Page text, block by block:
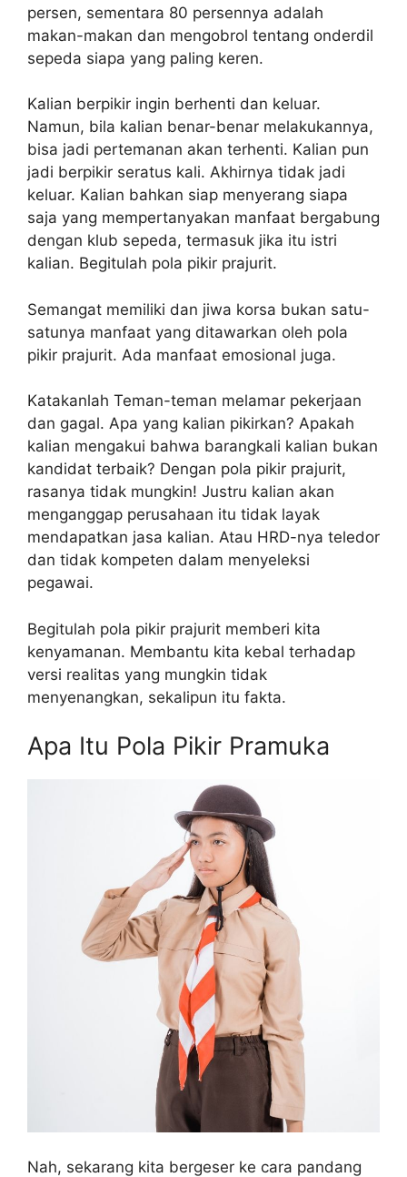
persen, sementara 80 persennya adalah
makan-makan dan mengobrol tentang onderdil
sepeda siapa yang paling keren.
Kalian berpikir ingin berhenti dan keluar.
Namun, bila kalian benar-benar melakukannya,
bisa jadi pertemanan akan terhenti. Kalian pun
jadi berpikir seratus kali. Akhirnya tidak jadi
keluar. Kalian bahkan siap menyerang siapa
saja yang mempertanyakan manfaat bergabung
dengan klub sepeda, termasuk jika itu istri
kalian. Begitulah pola pikir prajurit.
Semangat memiliki dan jiwa korsa bukan satu-
satunya manfaat yang ditawarkan oleh pola
pikir prajurit. Ada manfaat emosional juga.
Katakanlah Teman-teman melamar pekerjaan
dan gagal. Apa yang kalian pikirkan? Apakah
kalian mengakui bahwa barangkali kalian bukan
kandidat terbaik? Dengan pola pikir prajurit,
rasanya tidak mungkin! Justru kalian akan
menganggap perusahaan itu tidak layak
mendapatkan jasa kalian. Atau HRD-nya teledor
dan tidak kompeten dalam menyeleksi
pegawai.
Begitulah pola pikir prajurit memberi kita
kenyamanan. Membantu kita kebal terhadap
versi realitas yang mungkin tidak
menyenangkan, sekalipun itu fakta.
Apa Itu Pola Pikir Pramuka
Nah, sekarang kita bergeser ke cara pandang